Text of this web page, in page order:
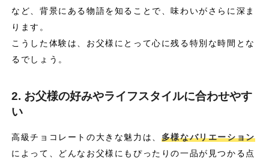
など、背景にある物語を知ることで、味わいがさらに深ま
ります。
こうした体験は、お父様にとって心に残る特別な時間とな
るでしょう。
2. お父様の好みやライフスタイルに合わせやす
い
高級チョコレートの大きな魅力は、 多様なバリエーション
によって、どんなお父様にもぴったりの一品が見つかる点